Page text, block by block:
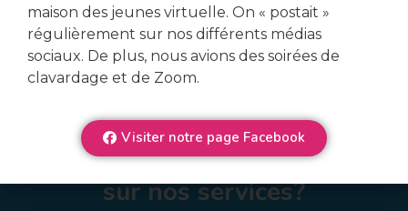
Veux-tu en connaître plus
sur nos services?
maison des jeunes virtuelle. On « postait »
régulièrement sur nos différents médias
sociaux. De plus, nous avions des soirées de
clavardage et de Zoom.
Visiter notre page Facebook